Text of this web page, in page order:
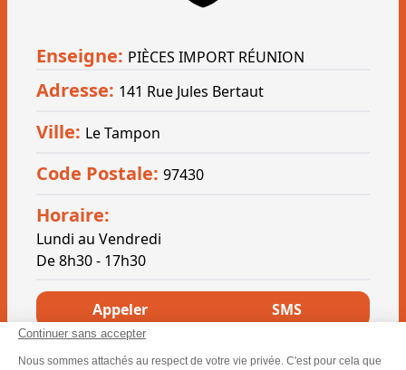
Enseigne: PIÈCES IMPORT RÉUNION
Adresse: 141 Rue Jules Bertaut
Ville: Le Tampon
Code Postale: 97430
Horaire:
Lundi au Vendredi
De 8h30 - 17h30
Appeler SMS
Appeler SMS
Continuer sans accepter
Nous sommes attachés au respect de votre vie privée. C'est pour cela que